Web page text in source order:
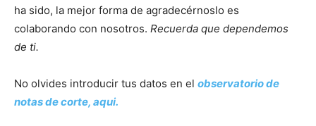
ha sido, la mejor forma de agradecérnoslo es
colaborando con nosotros. Recuerda que dependemos
de ti.
No olvides introducir tus datos en el observatorio de
notas de corte, aqui.